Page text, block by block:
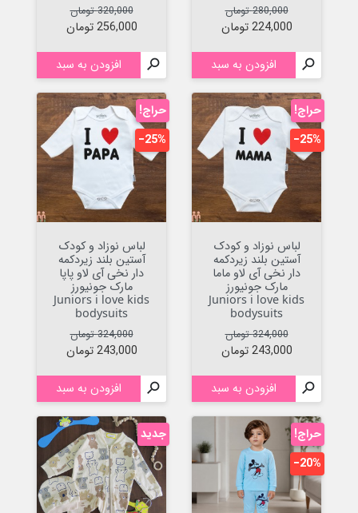
قیمت عادی
280,000 تومان
قیمت
224,000 تومان
 افزودن به سبد
قیمت عادی
320,000 تومان
قیمت
256,000 تومان
 افزودن به سبد
لباس نوزاد و کودک
آستین بلند زیردکمه
دار نخی آی لاو ماما
مارک جونیورز
Juniors i love kids
bodysuits
قیمت عادی
324,000 تومان
قیمت
243,000 تومان
 افزودن به سبد
حراج!
‎−25%
لباس نوزاد و کودک
آستین بلند زیردکمه
دار نخی آی لاو پاپا
مارک جونیورز
Juniors i love kids
bodysuits
قیمت عادی
324,000 تومان
قیمت
243,000 تومان
 افزودن به سبد
حراج!
‎−25%
حراج!
‎−20%
جدید